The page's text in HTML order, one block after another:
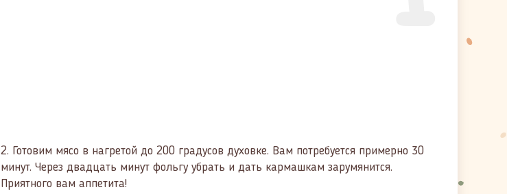
2. Готовим мясо в нагретой до 200 градусов духовке. Вам потребуется примерно 30
минут. Через двадцать минут фольгу убрать и дать кармашкам зарумянится.
Приятного вам аппетита!